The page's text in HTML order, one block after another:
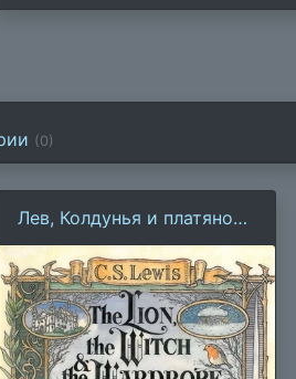
(0)
Лев, Колдунья и платяной
шкаф